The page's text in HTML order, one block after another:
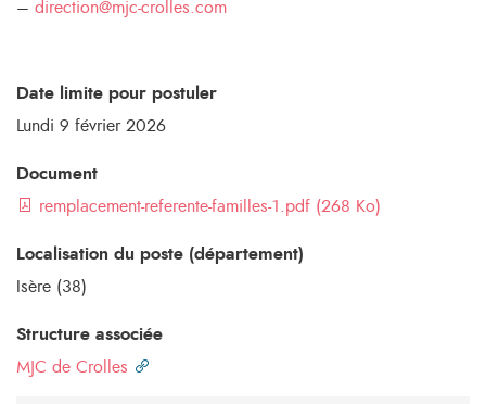
– direction@mjc-crolles.com
Date limite pour postuler
Lundi 9 février 2026
Document
remplacement-referente-familles-1.pdf (268 Ko)
Localisation du poste (département)
Isère (38)
Structure associée
MJC de Crolles